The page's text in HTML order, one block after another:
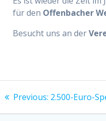
für den Offenbacher
Besucht uns an der
Previous: Previous
2.500-Euro-